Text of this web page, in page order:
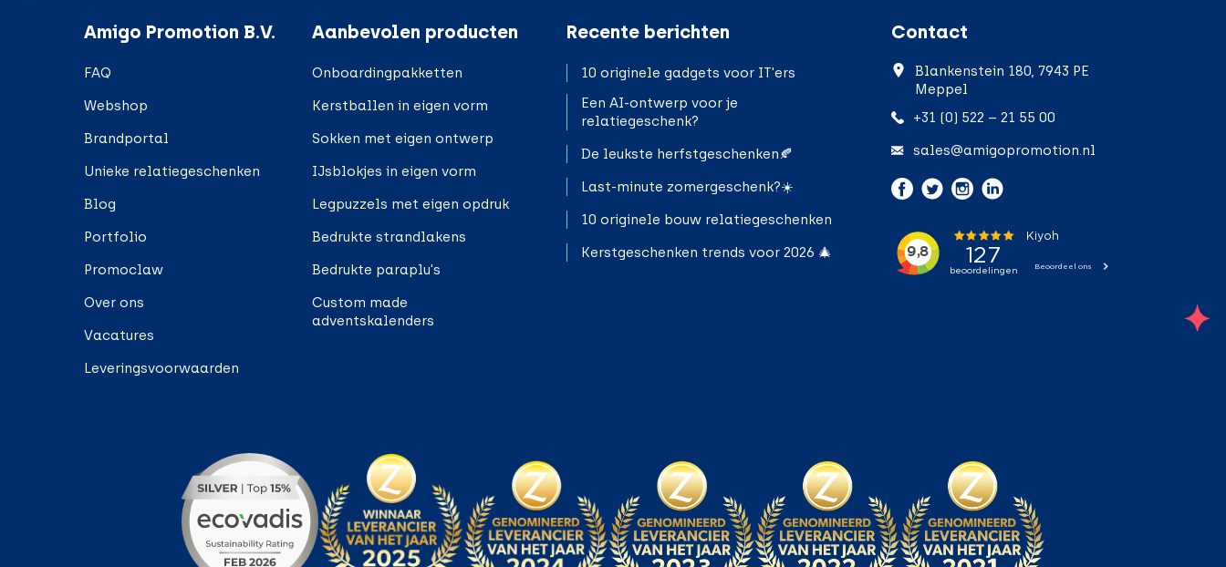
Amigo Promotion B.V.
FAQ
Webshop
Brandportal
Unieke relatiegeschenken
Blog
Portfolio
Promoclaw
Over ons
Vacatures
Leveringsvoorwaarden
Aanbevolen producten
Onboardingpakketten
Kerstballen in eigen vorm
Sokken met eigen ontwerp
IJsblokjes in eigen vorm
Legpuzzels met eigen opdruk
Bedrukte strandlakens
Bedrukte paraplu's
Custom made
adventskalenders
Recente berichten
10 originele gadgets voor IT'ers
Een AI-ontwerp voor je
relatiegeschenk?
De leukste herfstgeschenken🍂
Last-minute zomergeschenk?☀️
10 originele bouw relatiegeschenken
Kerstgeschenken trends voor 2026 🎄
Contact
Blankenstein 180, 7943 PE
Meppel
+31 (0) 522 – 21 55 00
sales@amigopromotion.nl
;